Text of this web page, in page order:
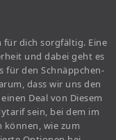
für dich sorgfältig. Eine
und dabei geht es
für den Schnäppchen-
dass wir uns den
Deal von Diesem
sein, bei dem im
können, wie zum